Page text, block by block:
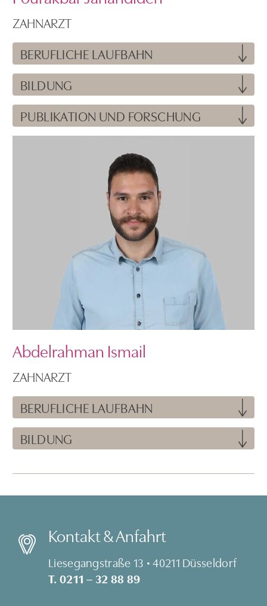
ZAHNARZT
BERUFLICHE LAUFBAHN
BILDUNG
PUBLIKATION UND FORSCHUNG
Abdelrahman Ismail
ZAHNARZT
BERUFLICHE LAUFBAHN
BILDUNG
Kontakt & Anfahrt
Liesegangstraße 13 • 40211 Düsseldorf
T. 0211 – 32 88 89